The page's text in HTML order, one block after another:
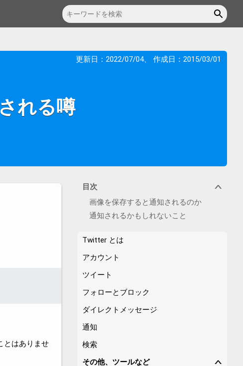
更新日： 2022/07/04、 作成日： 2015/03/01
れる噂
とはありませ
∨
目次
画像を保存すると通知されるのか
通知されるかもしれないこと
Twitter とは
アカウント
ツイート
フォローとブロック
ダイレクトメッセージ
通知
検索
∨
その他、ツールなど